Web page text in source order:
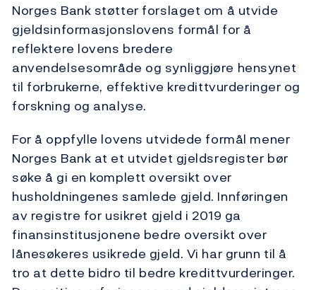
Norges Bank støtter forslaget om å utvide
gjeldsinformasjonslovens formål for å
reflektere lovens bredere
anvendelsesområde og synliggjøre hensynet
til forbrukerne, effektive kredittvurderinger og
forskning og analyse.
For å oppfylle lovens utvidede formål mener
Norges Bank at et utvidet gjeldsregister bør
søke å gi en komplett oversikt over
husholdningenes samlede gjeld. Innføringen
av registre for usikret gjeld i 2019 ga
finansinstitusjonene bedre oversikt over
lånesøkeres usikrede gjeld. Vi har grunn til å
tro at dette bidro til bedre kredittvurderinger.